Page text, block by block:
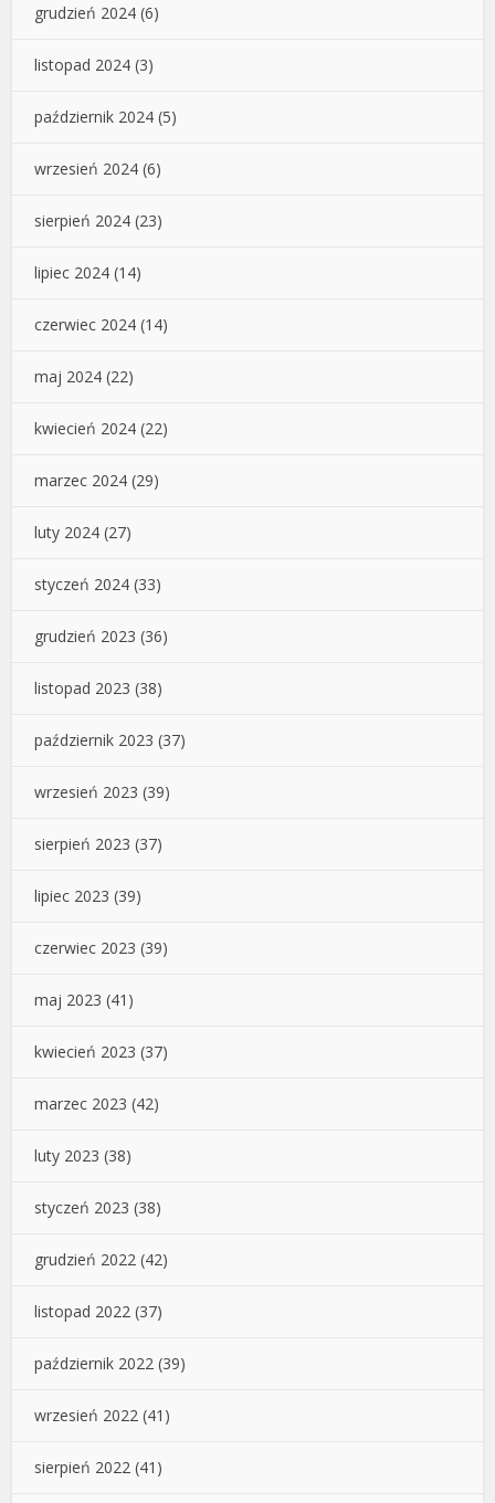
grudzień 2024 (6)
listopad 2024 (3)
październik 2024 (5)
wrzesień 2024 (6)
sierpień 2024 (23)
lipiec 2024 (14)
czerwiec 2024 (14)
maj 2024 (22)
kwiecień 2024 (22)
marzec 2024 (29)
luty 2024 (27)
styczeń 2024 (33)
grudzień 2023 (36)
listopad 2023 (38)
październik 2023 (37)
wrzesień 2023 (39)
sierpień 2023 (37)
lipiec 2023 (39)
czerwiec 2023 (39)
maj 2023 (41)
kwiecień 2023 (37)
marzec 2023 (42)
luty 2023 (38)
styczeń 2023 (38)
grudzień 2022 (42)
listopad 2022 (37)
październik 2022 (39)
wrzesień 2022 (41)
sierpień 2022 (41)